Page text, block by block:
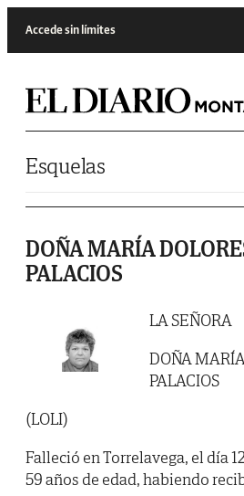
Accede sin límites
Esquelas
DOÑA MARÍA
PALACIOS
LA SEÑORA
DOÑA
PALACIOS
(LOLI)
Falleció en Torrelavega, el día
59 años de edad, habiendo